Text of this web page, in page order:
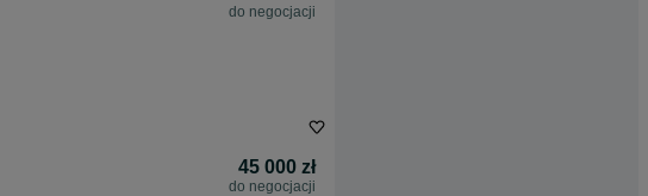
do negocjacji
45 000 zł
do negocjacji